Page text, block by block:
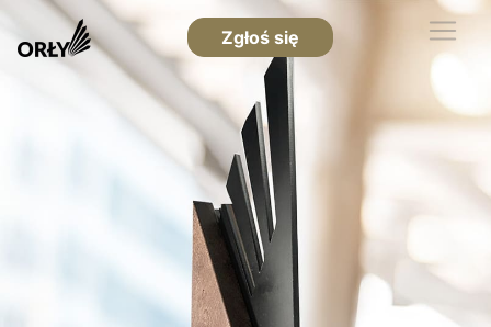
Zgłoś się